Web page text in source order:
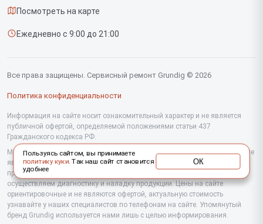
Диагностика
Контакты
Сушильных машин
Кофеварок
Телевизоров
Посудомоечных машин
Стиральных машин
Портативных колонок
Посмотреть на карте
Ежедневно с 9:00 до 21:00
Все права защищены. Сервисный ремонт Grundig © 2026
Политика конфиденциальности
Информация на сайте носит ознакомительный характер и не является
публичной офертой, определяемой положениями статьи 437
Гражданского кодекса РФ.
Мы специализируемся на обслуживании и ремонте техники Grundig, но не
являемся их официальным представителем. Предоставляем
профессиональные услуги после истечения гарантии, а также
осуществляем диагностику и наладку продукции. Цены на сайте
ориентировочные и не являются офертой, актуальную стоимость
узнавайте у наших специалистов по телефонам на сайте. Упомянутый
бренд Grundig используется нами лишь с целью информирования.
Пользуясь сайтом, вы принимаете
политику куки. Так наш сайт становится
удобнее
ОК